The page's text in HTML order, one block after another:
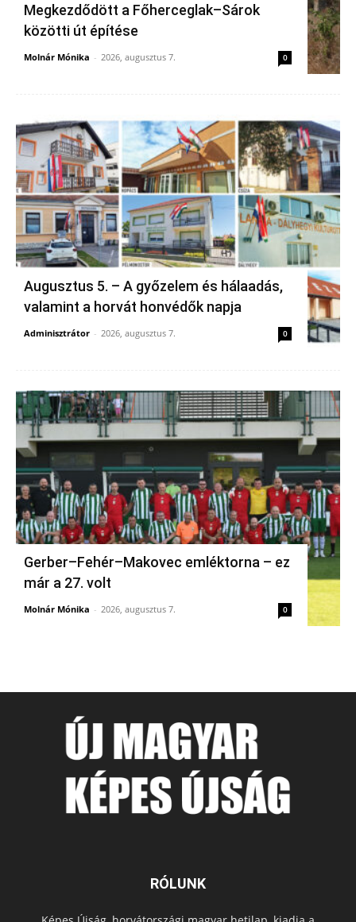
Megkezdődött a Főherceglak–Sárok
közötti út építése
Molnár Mónika - 2026, augusztus 7. 0
Augusztus 5. – A győzelem és hálaadás,
valamint a horvát honvédők napja
Adminisztrátor - 2026, augusztus 7. 0
Gerber–Fehér–Makovec emléktorna – ez
már a 27. volt
Molnár Mónika - 2026, augusztus 7. 0
RÓLUNK